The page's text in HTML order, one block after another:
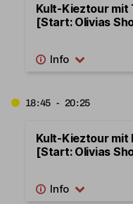
Kult-Kieztour mit
[Start: Olivias
18:45 - 20:25
Kult-Kieztour mit
[Start: Olivias